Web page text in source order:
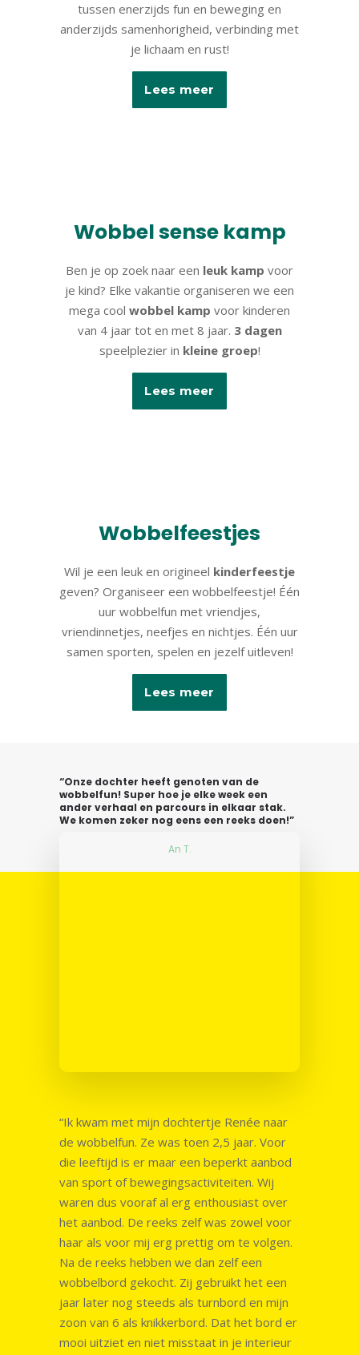
tussen enerzijds fun en beweging en
anderzijds samenhorigheid, verbinding met
je lichaam en rust!
Lees meer
Wobbel sense kamp
Ben je op zoek naar een leuk kamp voor
je kind? Elke vakantie organiseren we een
mega cool wobbel kamp voor kinderen
van 4 jaar tot en met 8 jaar. 3 dagen
speelplezier in kleine groep!
Lees meer
Wobbelfeestjes
Wil je een leuk en origineel kinderfeestje
geven? Organiseer een wobbelfeestje! Één
uur wobbelfun met vriendjes,
vriendinnetjes, neefjes en nichtjes. Één uur
samen sporten, spelen en jezelf uitleven!
Lees meer
“Onze dochter heeft genoten van de
wobbelfun! Super hoe je elke week een
ander verhaal en parcours in elkaar stak.
We komen zeker nog eens een reeks doen!”
An T.
“Ik kwam met mijn dochtertje Renée naar
de wobbelfun. Ze was toen 2,5 jaar. Voor
die leeftijd is er maar een beperkt aanbod
van sport of bewegingsactiviteiten. Wij
waren dus vooraf al erg enthousiast over
het aanbod. De reeks zelf was zowel voor
haar als voor mij erg prettig om te volgen.
Na de reeks hebben we dan zelf een
wobbelbord gekocht. Zij gebruikt het een
jaar later nog steeds als turnbord en mijn
zoon van 6 als knikkerbord. Dat het bord er
mooi uitziet en niet misstaat in je interieur